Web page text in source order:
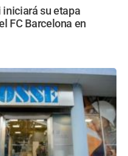
su etapa
FC Barcelona en